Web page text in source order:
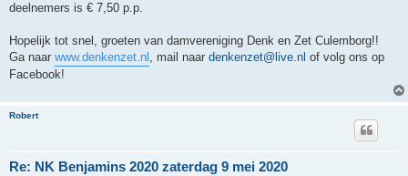
deelnemers is € 7,50 p.p.
Hopelijk tot snel, groeten van damvereniging Denk en Zet Culemborg!!
Ga naar www.denkenzet.nl , mail naar denkenzet@live.nl of volg ons op
Facebook!
Robert
Re: NK Benjamins 2020 zaterdag 9 mei 2020